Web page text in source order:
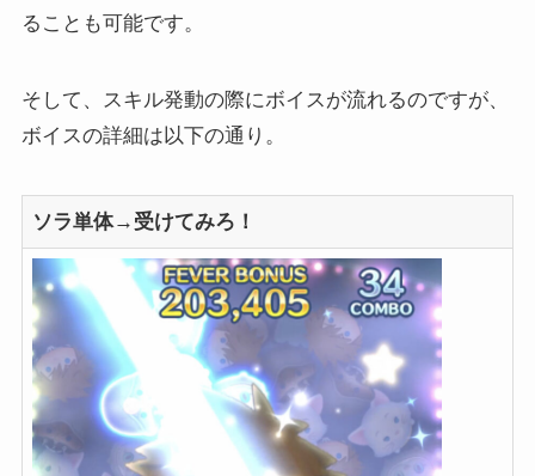
ることも可能です。
そして、スキル発動の際にボイスが流れるのですが、
ボイスの詳細は以下の通り。
ソラ単体→受けてみろ！